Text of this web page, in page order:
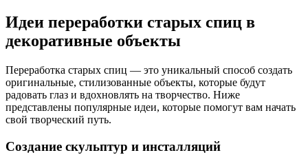
Идеи переработки старых спиц в
декоративные объекты
Переработка старых спиц — это уникальный способ создать
оригинальные, стилизованные объекты, которые будут
радовать глаз и вдохновлять на творчество. Ниже
представлены популярные идеи, которые помогут вам начать
свой творческий путь.
Создание скульптур и инсталляций